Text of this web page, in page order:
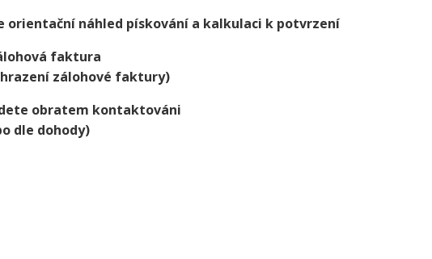
orientační náhled pískování a kalkulaci k potvrzení
faktura
zálohové faktury)
obratem kontaktováni
dle dohody)